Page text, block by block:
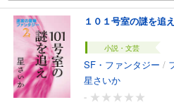
１０１号室の謎を追
小説・文芸
SF・ファンタジー /
星さいか
-